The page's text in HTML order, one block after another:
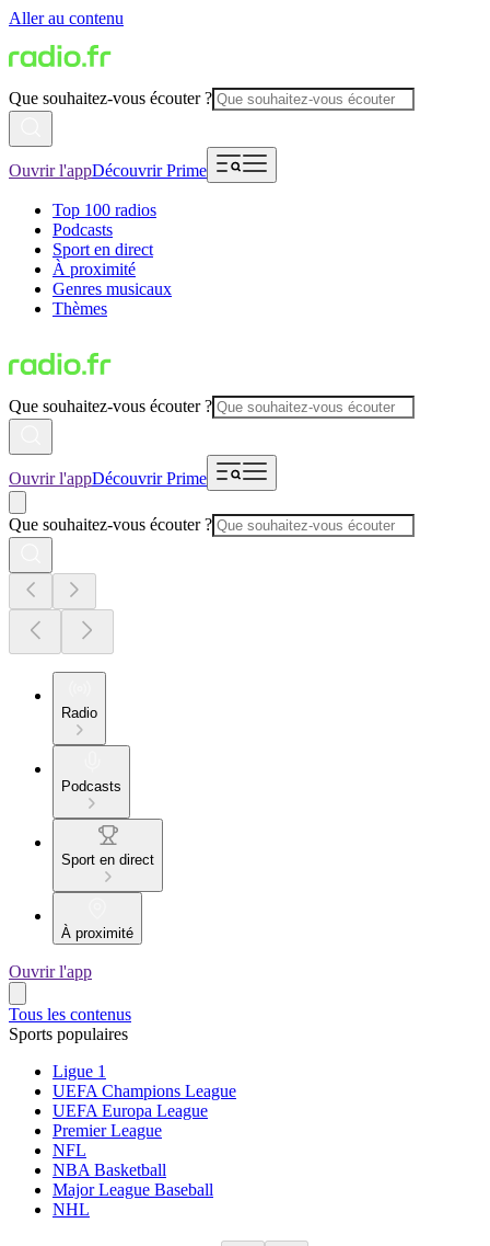
Aller au contenu
Que souhaitez-vous écouter ?
Ouvrir l'appDécouvrir Prime
Top 100 radios
Podcasts
Sport en direct
À proximité
Genres musicaux
Thèmes
Que souhaitez-vous écouter ?
Ouvrir l'appDécouvrir Prime
Que souhaitez-vous écouter ?
Radio
Podcasts
Sport en direct
À proximité
Ouvrir l'app
Tous les contenus
Sports populaires
Ligue 1
UEFA Champions League
UEFA Europa League
Premier League
NFL
NBA Basketball
Major League Baseball
NHL